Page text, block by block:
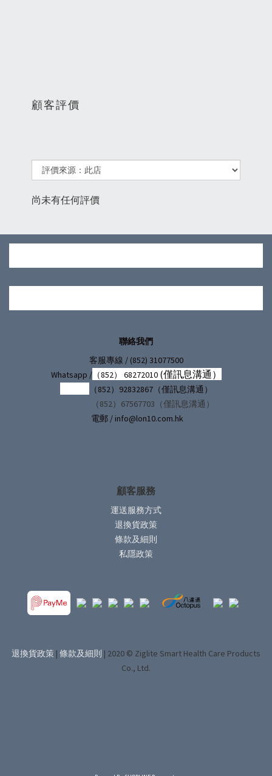
顧客評價
尚未有任何評價
聯絡我們
客服專線 / (852) 31077500
Whatsapp /（852） 68272010 (僅訊息溝通）
（852）92832867（僅訊息溝通）
（852）67567703（僅訊息溝通）
電郵 / info@lon10.com.hk
顧客服務
運送服務方式
退換貨政策
條款及細則
私隱政策
退換貨政策 | 條款及細則 | 2020 © Ziglite Smart Health Care Products
Co., Ltd.